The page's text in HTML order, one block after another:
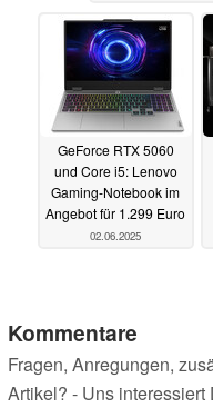
GeForce RTX 5060
und Core i5: Lenovo
Gaming-Notebook im
Angebot für 1.299 Euro
02.06.2025
Kommentare
Fragen, Anregungen,
Artikel? - Uns